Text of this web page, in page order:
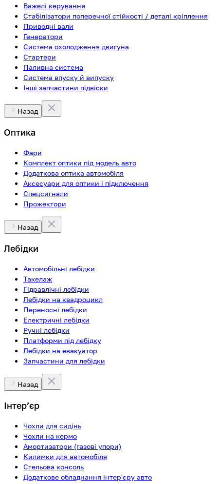
Важелі керування
Стабілізатори поперечної стійкості / деталі кріплення
Приводні вали
Генератори
Система охолодження двигуна
Стартери
Паливна система
Система впуску й випуску
Інші запчастини підвіски
Назад
Оптика
Фари
Комплект оптики під модель авто
Додаткова оптика автомобіля
Аксесуари для оптики і підключення
Спецсигнали
Прожектори
Назад
Лебідки
Автомобільні лебідки
Такелаж
Гідравлічні лебідки
Лебідки на квадроцикл
Переносні лебідки
Електричні лебідки
Ручні лебідки
Платформи під лебідку
Лебідки на евакуатор
Запчастини для лебідки
Назад
Інтерʼєр
Чохли для сидінь
Чохли на кермо
Амортизатори (газові упори)
Килимки для автомобіля
Стельова консоль
Додаткове обладнання інтер'єру авто